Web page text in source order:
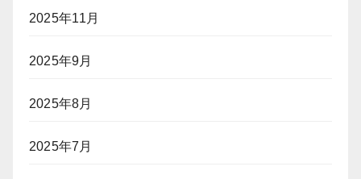
2025年11月
2025年9月
2025年8月
2025年7月